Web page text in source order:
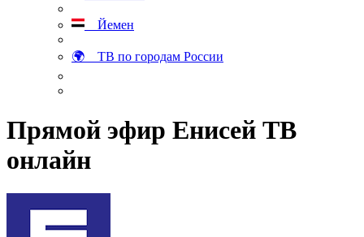
Йемен
🌍 ТВ по городам России
Прямой эфир Енисей ТВ
онлайн